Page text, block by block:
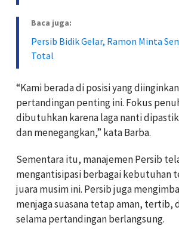
Baca juga:
Persib Bidik Gelar, Ramon Minta
Total
“Kami berada di posisi yang
pertandingan penting ini. Fokus
dibutuhkan karena laga nanti
dan menegangkan,” kata Barba.
Sementara itu, manajemen Persib
mengantisipasi berbagai kebutuhan
juara musim ini. Persib juga
menjaga suasana tetap aman, tertib,
selama pertandingan berlangsung.